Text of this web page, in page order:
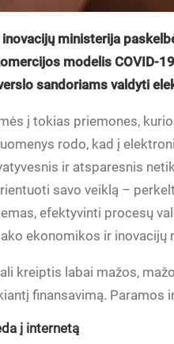
ministerija
modelis COVID-
sandoriams valdyti
į tokias priemones,
rodo, kad į
ir atsparesnis
savo veiklą –
efektyvinti procesų
ekonomikos ir inovacijų
kreiptis labai mažos,
finansavimą.
į internetą